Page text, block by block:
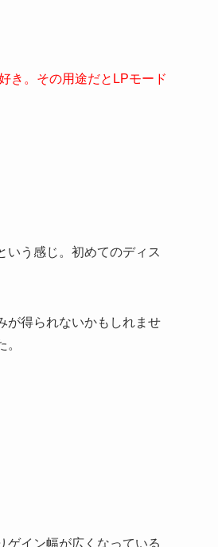
き。その用途だとLPモード
いう感じ。初めてのディス
が得られないかもしれませ
ゲイン幅が広くなっている